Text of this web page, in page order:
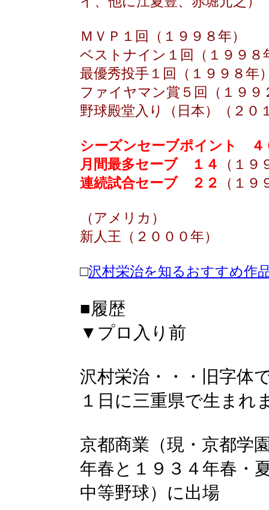
ＭＶＰ１回（１９９８年）
ベストナイン１回（１９９８
最優秀投手１回（１９９８年
ファイヤマン賞５回（１９９
野球殿堂入り（日本）（２０
シーズンセーブポイント ４
月間最多セーブ １４
（１
連続試合セーブ ２２
（１
（アメリカ）
新人王（２０００年）
□沢村栄治を知るおすすめ作
■履歴
▼プロ入り前
沢村栄治・・・旧字体
１日に三重県で生まれ
京都商業（現・京都学
年春と１９３４年春・
中等野球）に出場